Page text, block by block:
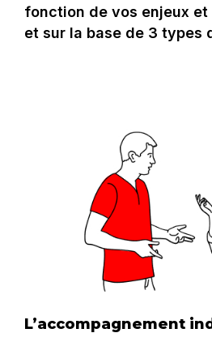
fonction de vos enjeux et
et sur la base de 3 types
L’accompagnement